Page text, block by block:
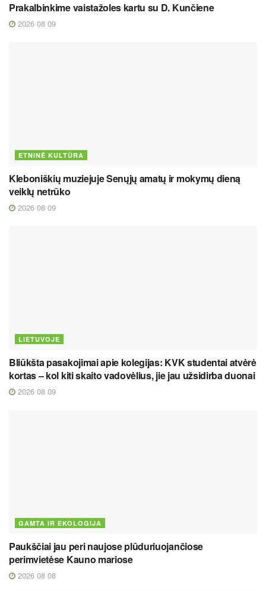
Prakalbinkime vaistažoles kartu su D. Kunčiene
2026 08 09
ETNINĖ KULTŪRA
Kleboniškių muziejuje Senųjų amatų ir mokymų dieną
veiklų netrūko
2026 08 09
LIETUVOJE
Bliūkšta pasakojimai apie kolegijas: KVK studentai atvėrė
kortas – kol kiti skaito vadovėlius, jie jau užsidirba duonai
2026 08 09
GAMTA IR EKOLOGIJA
Paukščiai jau peri naujose plūduriuojančiose
perimvietėse Kauno mariose
2026 08 08